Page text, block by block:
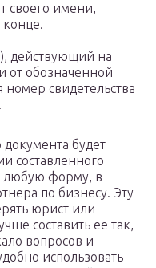
своего имени,
конце.
действующий на
от обозначенной
номер свидетельства
будет
составленного
любую форму, в
по бизнесу. Эту
юрист или
составить ее так,
вопросов и
использовать